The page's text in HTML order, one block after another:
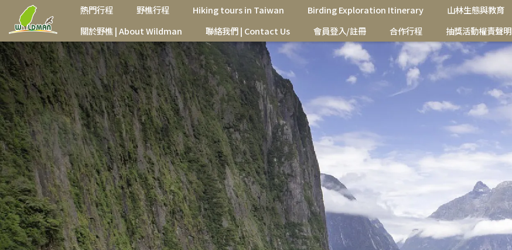
熱門行程 野樵行程 Hiking tours in Taiwan Birding Exploration Itinerary 山林生態與教育
關於野樵 | About Wildman
聯絡我們 | Contact Us 會員登入/註冊 合作行程 抽獎活動權責聲明